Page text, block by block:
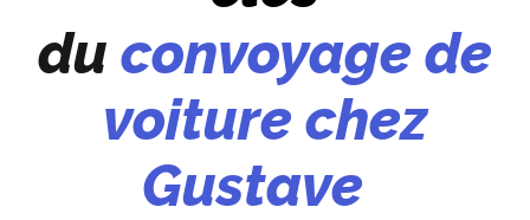
du convoyage de
voiture chez
Gustave